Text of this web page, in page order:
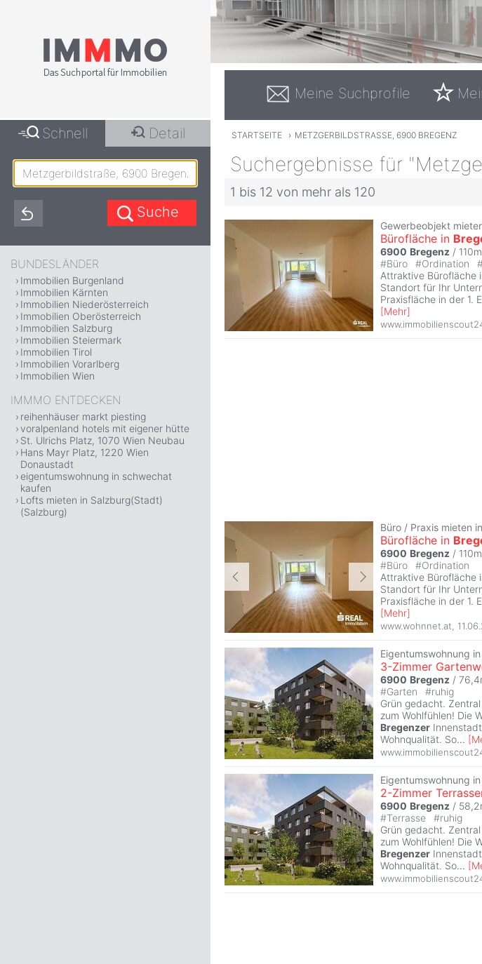
Meine Suchprofile
STARTSEITE › METZGERBILDSTRASSE, 6900 BREGENZ
Suchergebnisse für
1 bis 12 von mehr als 120
Gewerbeobjekt
Bürofläche in
6900 Bregenz /
#Büro #Ordination
Attraktive Bürofläche
Standort für Ihr
Praxisfläche in der 1.
[Mehr]
Büro / Praxis mieten in
Bürofläche in
6900 Bregenz /
#Büro #Ordination
Attraktive Bürofläche
Standort für Ihr
Praxisfläche in der 1.
[Mehr]
www.wohnnet.at
Eigentumswohnung in
3-Zimmer
6900 Bregenz /
#Garten #ruhig
Grün gedacht.
zum Wohlfühlen! Die
Bregenzer
Wohnqualität. So... [
Eigentumswohnung in
2-Zimmer
6900 Bregenz /
#Terrasse #ruhig
Grün gedacht.
zum Wohlfühlen! Die
Bregenzer
Wohnqualität. So... [
Schnell Detail
BUNDESLÄNDER
Immobilien Burgenland
Immobilien Kärnten
Immobilien Niederösterreich
Immobilien Oberösterreich
Immobilien Salzburg
Immobilien Steiermark
Immobilien Tirol
Immobilien Vorarlberg
Immobilien Wien
IMMMO ENTDECKEN
reihenhäuser markt piesting
voralpenland hotels mit eigener hütte
St. Ulrichs Platz, 1070 Wien Neubau
Hans Mayr Platz, 1220 Wien
Donaustadt
eigentumswohnung in schwechat
kaufen
Lofts mieten in Salzburg(Stadt)
(Salzburg)